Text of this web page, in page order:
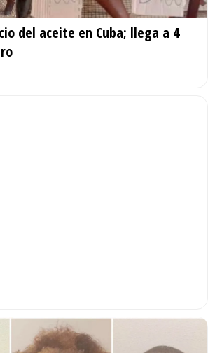
del aceite en Cuba; llega a 4